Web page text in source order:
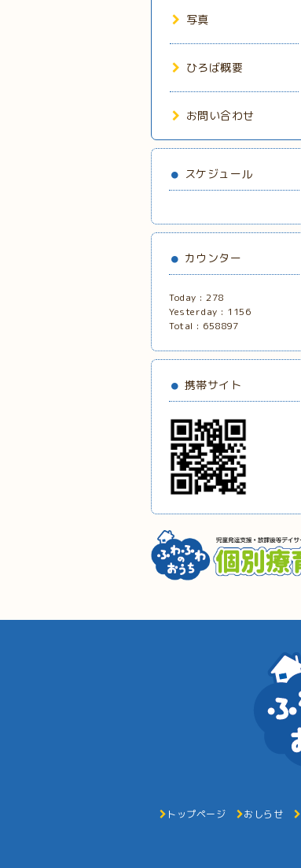
写真
ひろば概要
お問い合わせ
スケジュール
カウンター
Today : 278
Yesterday : 1156
Total : 658897
携帯サイト
トップページ おしらせ